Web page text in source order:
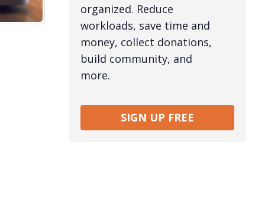
organized. Reduce
workloads, save time and
money, collect donations,
build community, and
more.
SIGN UP FREE